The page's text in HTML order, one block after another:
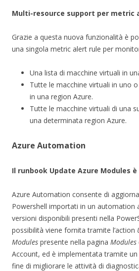
Multi-resource support per metric
Grazie a questa nuova funzionalità è
una singola metric alert rule per
Una lista di macchine virtuali in
Tutte le macchine virtuali in uno
in una region Azure.
Tutte le macchine virtuali di una
una determinata region Azure.
Azure Automation
Il runbook Update Azure Modules
Azure Automation consente di
Powershell importati in un automation
versioni disponibili presenti nella
possibilità viene fornita tramite l’action
Modules presente nella pagina Modules
Account, ed è implementata tramite
fine di migliorare le attività di